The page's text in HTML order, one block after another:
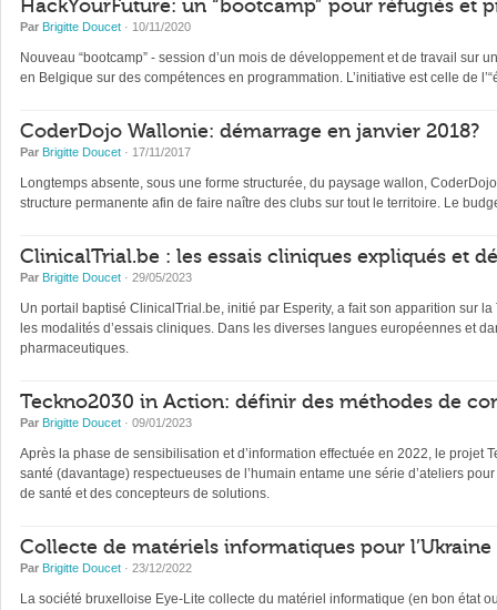
HackYourFuture: un “bootcamp” pour réfugiés et
Par Brigitte Doucet · 10/11/2020
Nouveau “bootcamp” - session d’un mois de développement et de travail
en Belgique sur des compétences en programmation. L’initiative est celle de
CoderDojo Wallonie: démarrage en janvier 2018?
Par Brigitte Doucet · 17/11/2017
Longtemps absente, sous une forme structurée, du paysage wallon,
structure permanente afin de faire naître des clubs sur tout le territoire. Le
ClinicalTrial.be : les essais cliniques expliqués et
Par Brigitte Doucet · 29/05/2023
Un portail baptisé ClinicalTrial.be, initié par Esperity, a fait son apparition sur
les modalités d’essais cliniques. Dans les diverses langues européennes et
pharmaceutiques.
Teckno2030 in Action: définir des méthodes de
Par Brigitte Doucet · 09/01/2023
Après la phase de sensibilisation et d’information effectuée en 2022, le projet
santé (davantage) respectueuses de l’humain entame une série d’ateliers
de santé et des concepteurs de solutions.
Collecte de matériels informatiques pour l’Ukraine
Par Brigitte Doucet · 23/12/2022
La société bruxelloise Eye-Lite collecte du matériel informatique (en bon état